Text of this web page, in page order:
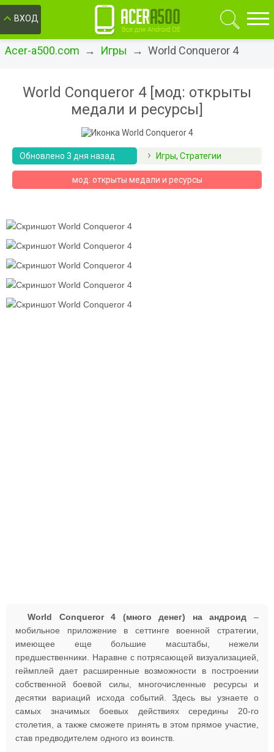
ВХОД
Acer-a500.com → Игры → World Conqueror 4
World Conqueror 4 [мод: открыты
медали и ресурсы]
Обновлено 3 дня назад Игры, Стратегии
мод: открыты медали и ресурсы
World Conqueror 4 (много денег) на андроид –
мобильное приложение в сеттинге военной стратегии,
имеющее еще большие масштабы, нежели
предшественники. Наравне с потрясающей визуализацией,
геймплей дает расширенные возможности в построении
собственной боевой силы, многочисленные ресурсы и
десятки вариаций исхода событий. Здесь вы узнаете о
самых значимых боевых действиях середины 20-го
столетия, а также сможете принять в этом прямое участие,
став предводителем одного из воинств.